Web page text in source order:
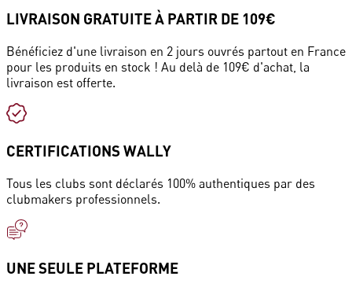
LIVRAISON GRATUITE À PARTIR DE 109€
Bénéficiez d'une livraison en 2 jours ouvrés partout en France
pour les produits en stock ! Au delà de 109€ d'achat, la
livraison est offerte.
CERTIFICATIONS WALLY
Tous les clubs sont déclarés 100% authentiques par des
clubmakers professionnels.
UNE SEULE PLATEFORME